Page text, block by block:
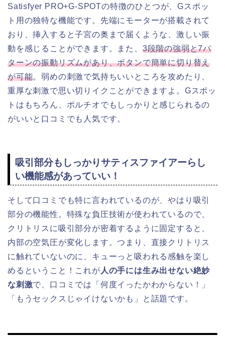
Satisfyer PRO+G-SPOTの特徴のひとつが、Gスポッ
ト用の独特な機能です。先端にモーターが搭載されて
おり、挿入すると子宮の奥まで届くような、激しい振
動を感じることができます。また、 3段階の強弱と7パ
ターンの振動リズムがあり、ボタンで簡単に切り替え
が可能。弱めの刺激で気持ちいいところを攻めたり、
重厚な刺激で思い切りイクことができますよ。Gスポッ
トはもちろん、ポルチオでもしっかりと感じられるの
がいいと口コミでも人気です。
吸引部分もしっかりサティスファイアーらし
い機能感があっていい！
そして口コミでも特に言われているのが、やはり吸引
部分の機能性。特殊な負圧技術が使われているので、
クリトリスに吸引部分が密着するように固定すると、
内部の空気圧が変化します。つまり、直接クリトリス
に触れていないのに、キューっと吸われる感触を楽し
めるということ！これが 人の手には生み出せない絶妙
な刺激で、口コミでは「何度イったかわからない！」
「もうセックスじゃイけないかも」と話題です。